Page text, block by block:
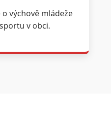
výchově mládeže
v obci.